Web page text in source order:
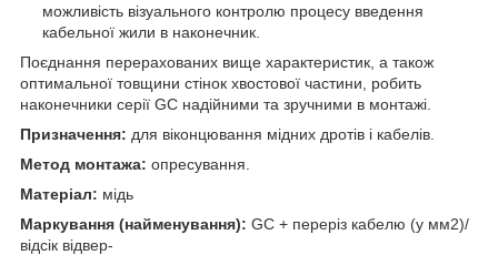
можливість візуального контролю процесу введення
кабельної жили в наконечник.
Поєднання перерахованих вище характеристик, а також
оптимальної товщини стінок хвостової частини, робить
наконечники серії GC надійними та зручними в монтажі.
Призначення: для віконцювання мідних дротів і кабелів.
Метод монтажа: опресування.
Матеріал: мідь
Маркування (найменування): GC + переріз кабелю (у мм2)/
відсік відвер-